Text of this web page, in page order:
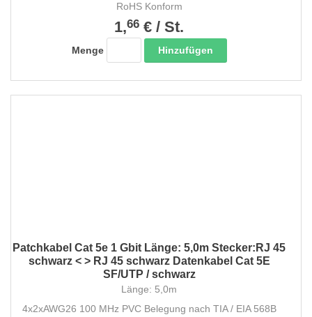
RoHS Konform
1,66 € / St.
Menge Hinzufügen
Patchkabel Cat 5e 1 Gbit Länge: 5,0m Stecker:RJ 45
schwarz < > RJ 45 schwarz Datenkabel Cat 5E
SF/UTP / schwarz
Länge: 5,0m
4x2xAWG26 100 MHz PVC Belegung nach TIA / EIA 568B